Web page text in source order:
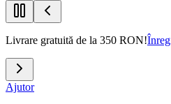
Livrare gratuită de la 350 RON!
Ajutor